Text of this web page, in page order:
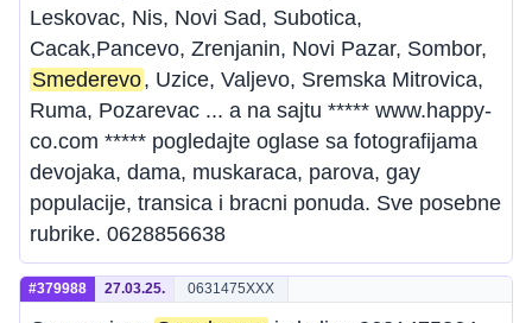
Leskovac, Nis, Novi Sad, Subotica,
Cacak,Pancevo, Zrenjanin, Novi Pazar, Sombor,
Smederevo, Uzice, Valjevo, Sremska Mitrovica,
Ruma, Pozarevac ... a na sajtu ***** www.happy-
co.com ***** pogledajte oglase sa fotografijama
devojaka, dama, muskaraca, parova, gay
populacije, transica i bracni ponuda. Sve posebne
rubrike. 0628856638
#379988 27.03.25. 0631475XXX